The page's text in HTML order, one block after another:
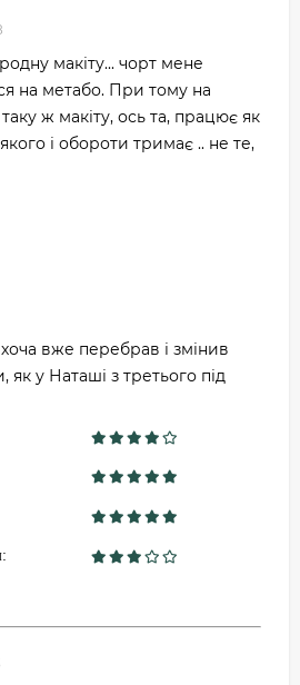
макіту... чорт мене
на метабо. При тому на
ж макіту, ось та, працює як
і обороти тримає .. не те,
вже перебрав і змінив
у Наташі з третього під